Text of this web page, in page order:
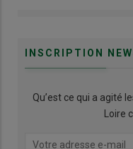
INSCRIPTION
Qu’est ce qui a agité
Loire